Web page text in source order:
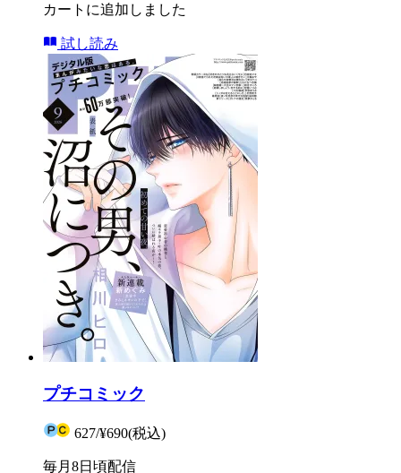
カートに追加しました
試し読み
プチコミック
627/¥690(税込)
毎月8日頃配信